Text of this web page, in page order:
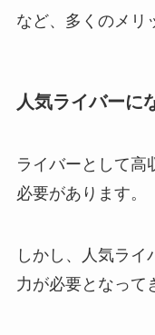
など、多くのメリ
人気ライバーに
ライバーとして高
必要があります。
しかし、人気ライ
力が必要となって